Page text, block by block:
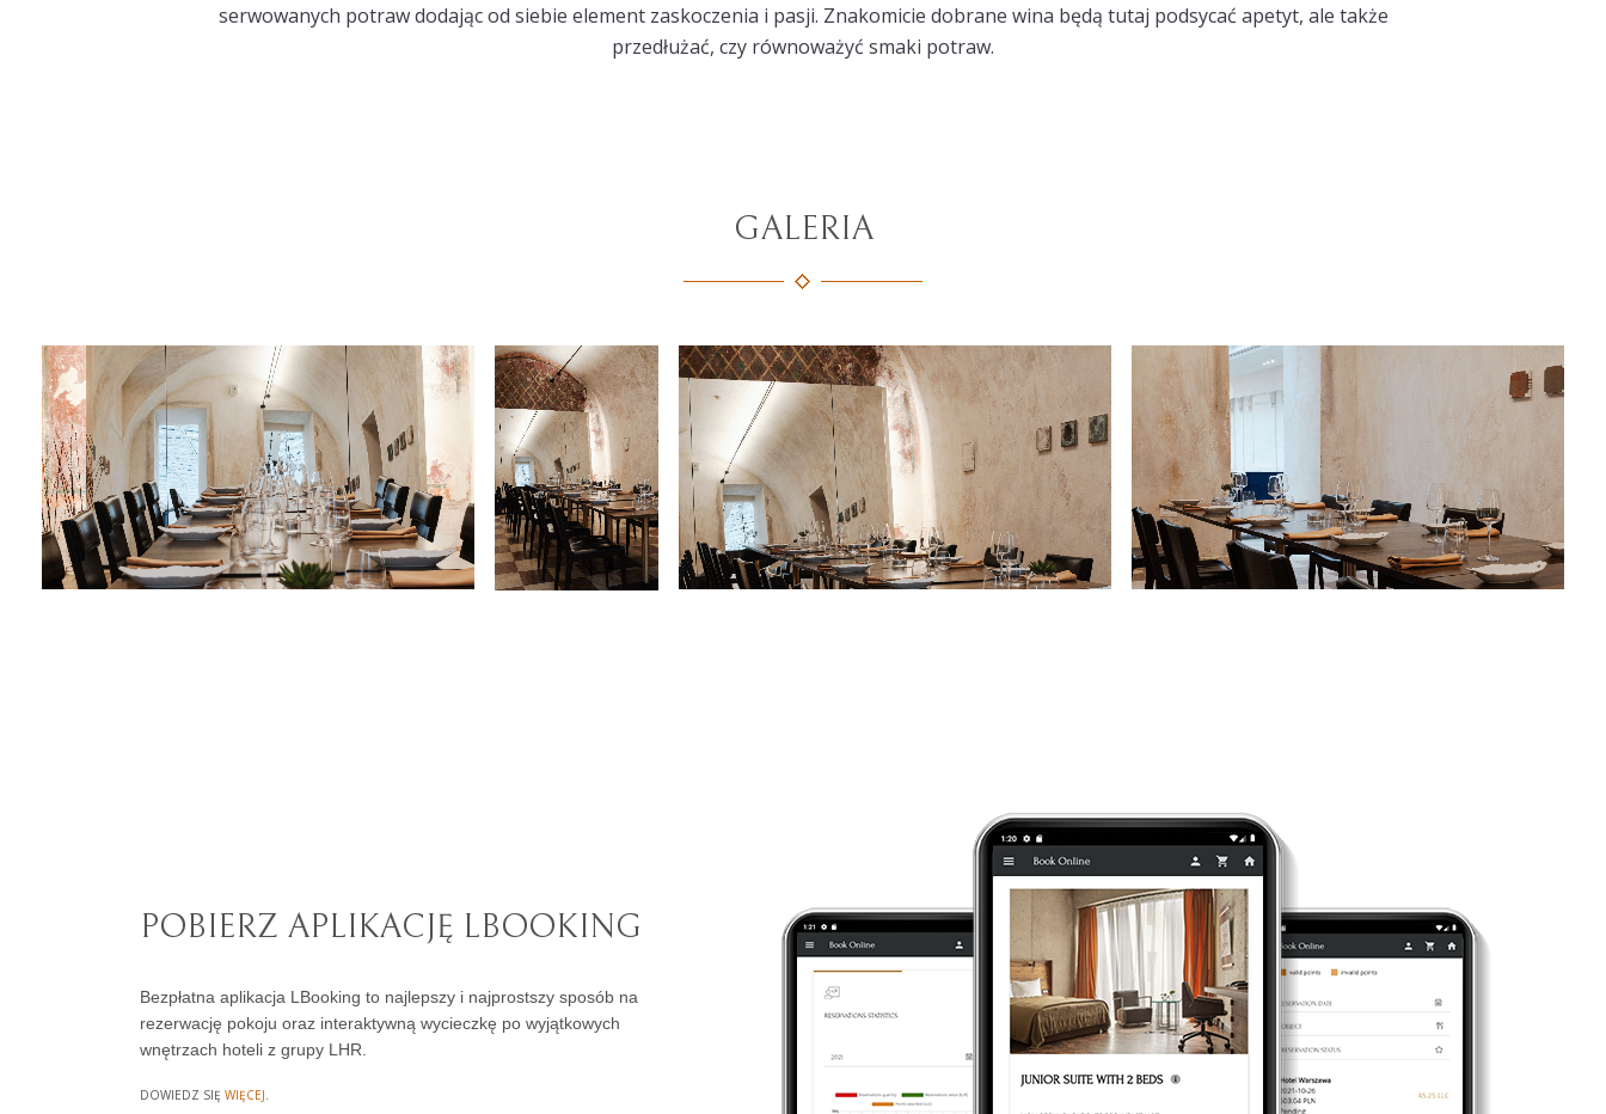
serwowanych potraw dodając od siebie element zaskoczenia i pasji. Znakomicie dobrane wina będą tutaj podsycać apetyt, ale także
przedłużać, czy równoważyć smaki potraw.
GALERIA
POBIERZ APLIKACJĘ LBOOKING
Bezpłatna aplikacja LBooking to najlepszy i najprostszy sposób na
rezerwację pokoju oraz interaktywną wycieczkę po wyjątkowych
wnętrzach hoteli z grupy LHR.
DOWIEDZ SIĘ WIĘCEJ.